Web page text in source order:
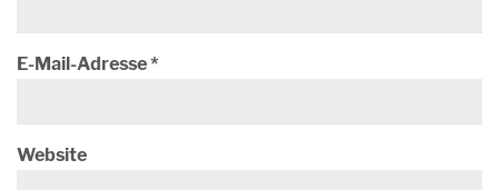
E-Mail-Adresse*
Website